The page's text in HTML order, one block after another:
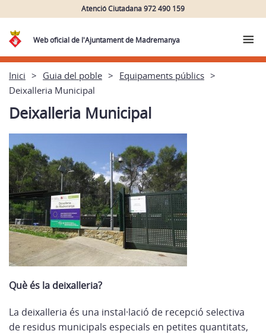
Atenció Ciutadana 972 490 159
Web oficial de l'Ajuntament de Madremanya
Inici Guia del poble
Equipaments públics
Deixalleria Municipal
Deixalleria Municipal
Què és la deixalleria?
La deixalleria és una instal·lació de recepció selectiva
de residus municipals especials en petites quantitats,